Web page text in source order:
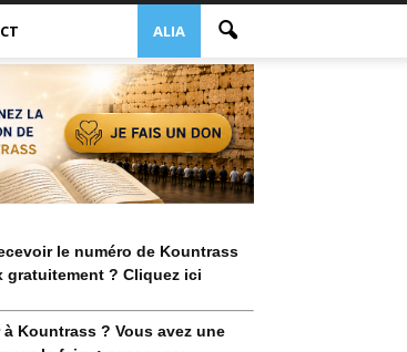
ALIA
le numéro de Kountrass
gratuitement ? Cliquez ici
Kountrass ? Vous avez une